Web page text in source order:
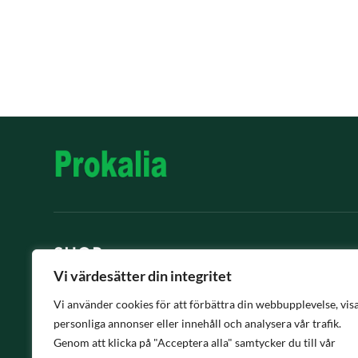
Vi värdesätter din integritet
Vi använder cookies för att förbättra din webbupplevelse,
personliga annonser eller innehåll och analysera vår trafik.
Genom att klicka på "Acceptera alla" samtycker du till vår
SHOP
Desinfektion
Näringstillskot